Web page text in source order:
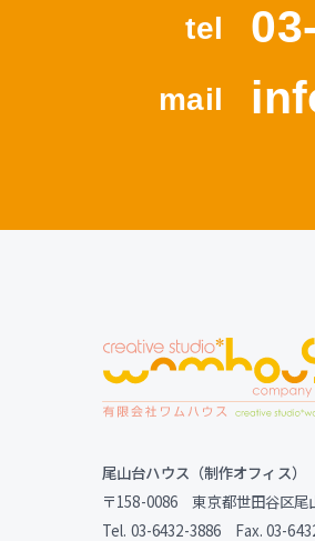
tel
mail
尾山台ハウス（制作オフィス）
〒158-0086 東京都世田谷区尾
Tel. 03-6432-3886 Fax. 03-